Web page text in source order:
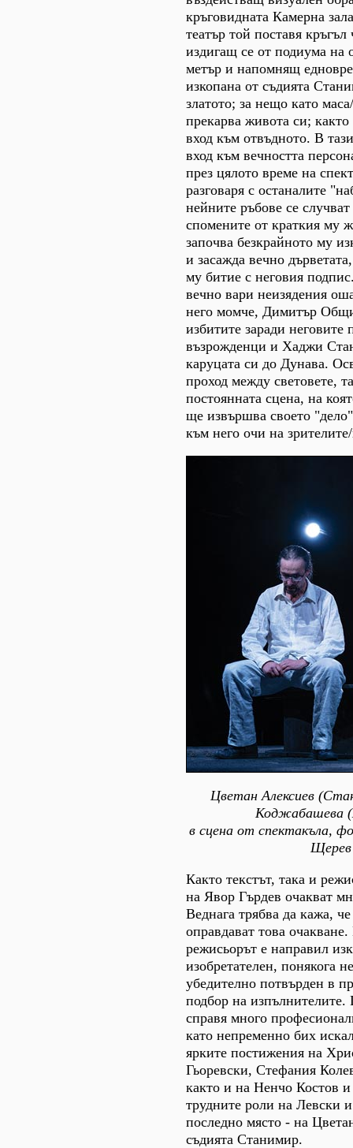
кръговидната Камерна
театър той поставя кръгъл
издигащ се от подиума на
метър и напомнящ
изкопана от съдията
златото; за нещо като
прекарва живота си;
вход към отвъдното. В
вход към вечността
през цялото време на
разговаря с останалите
нейните ръбове се
спомените от краткия му
започва безкрайното му
и засажда вечно
му битие с неговия
вечно вари неизядения
него момче, Димитър
избитите заради неговите
възрожденци и Хаджи
каруцата си до Дунава.
проход между световете,
постоянната сцена, на
ще извършва своето
към него очи на
Цветан Алексиев
Коджабашева
в сцена от спектакъла,
Щерев
Както текстът, така и
на Явор Гърдев очакват
Веднага трябва да кажа,
оправдават това
режисьорът е направил
изобретателен, понякога
убедително потвърден в
подбор на изпълнителите.
справя много
като непременно бих
ярките постижения на
Гьоревски, Стефания
както и на Ненчо Костов
трудните роли на Левски
последно място - на
съдията Станимир.